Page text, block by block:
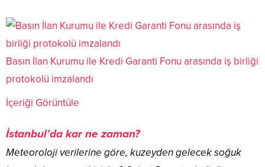
Basın İlan Kurumu ile Kredi Garanti Fonu arasında iş birliği
protokolü imzalandı
İçeriği Görüntüle
İstanbul’da kar ne zaman?
Meteoroloji verilerine göre, kuzeyden gelecek soğuk